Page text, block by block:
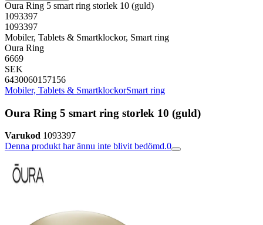
Oura Ring 5 smart ring storlek 10 (guld)
1093397
1093397
Mobiler, Tablets & Smartklockor, Smart ring
Oura Ring
6669
SEK
6430060157156
Mobiler, Tablets & SmartklockorSmart ring
Oura Ring 5 smart ring storlek 10 (guld)
Varukod 1093397
Denna produkt har ännu inte blivit bedömd.0